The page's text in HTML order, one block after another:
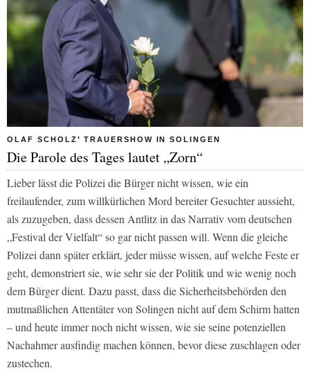
OLAF SCHOLZ’ TRAUERSHOW IN SOLINGEN
Die Parole des Tages lautet „Zorn“
Lieber lässt die Polizei die Bürger nicht wissen, wie ein
freilaufender, zum willkürlichen Mord bereiter Gesuchter aussieht,
als zuzugeben, dass dessen Antlitz in das Narrativ vom deutschen
„Festival der Vielfalt“ so gar nicht passen will. Wenn die gleiche
Polizei dann später erklärt, jeder müsse wissen, auf welche Feste er
geht, demonstriert sie, wie sehr sie der Politik und wie wenig noch
dem Bürger dient. Dazu passt, dass die Sicherheitsbehörden den
mutmaßlichen Attentäter von Solingen nicht auf dem Schirm hatten
– und heute immer noch nicht wissen, wie sie seine potenziellen
Nachahmer ausfindig machen können, bevor diese zuschlagen oder
zustechen.